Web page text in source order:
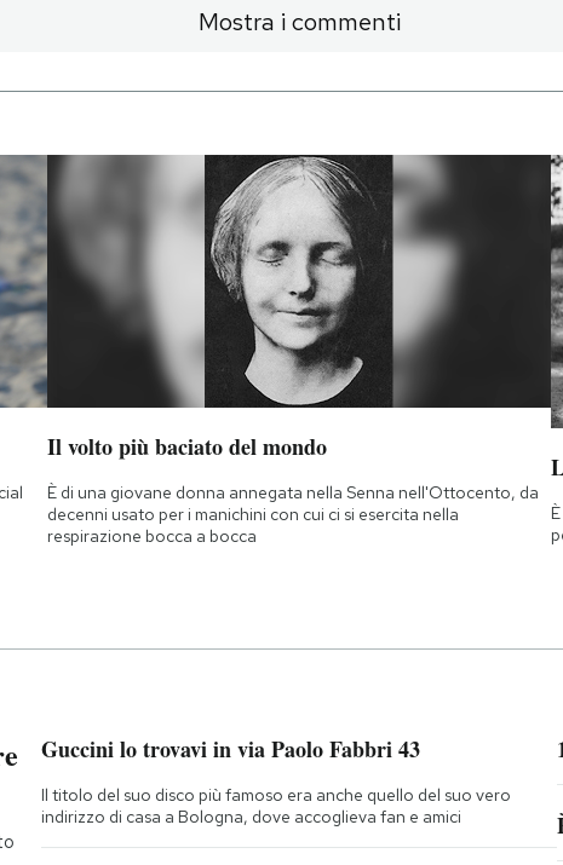
Mostra i commenti
Il volto più baciato del mondo
È di una giovane donna annegata nella Senna nell'Ottocento, da
decenni usato per i manichini con cui ci si esercita nella
respirazione bocca a bocca
Guccini lo trovavi in via Paolo Fabbri 43
Il titolo del suo disco più famoso era anche quello del suo vero
indirizzo di casa a Bologna, dove accoglieva fan e amici